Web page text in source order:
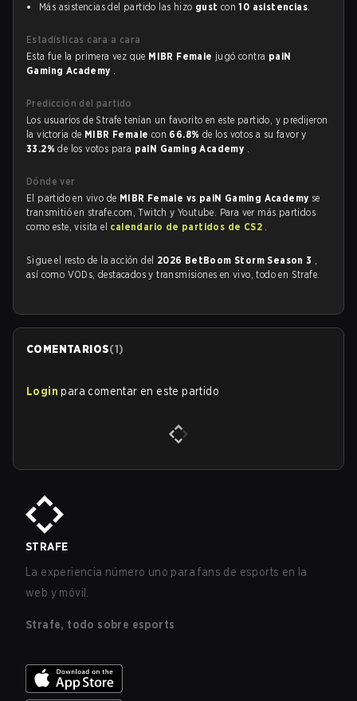
Más asistencias del partido las hizo gust con10 asistencias.
Estadísticas cara a cara
Esta fue la primera vez que MIBR Female jugó contra paiN
Gaming Academy .
Predicción del partido
Los usuarios de Strafe tenían un favorito en este partido, y predijeron
la victoria de MIBR Female con 66.8% de los votos a su favor y
33.2%de los votos para paiN Gaming Academy .
Dónde ver
El partido en vivo de MIBR Female vs paiN Gaming Academy se
transmitió en strafe.com, Twitch y Youtube. Para ver más partidos
como este, visita el calendario de partidos de CS2 .
Sigue el resto de la acción del 2026 BetBoom Storm Season 3 ,
así como VODs, destacados y transmisiones en vivo, todo en Strafe.
COMENTARIOS(1)
Login para comentar en este partido
STRAFE
La experiencia número uno para fans de esports en la
web y móvil.
Strafe, todo sobre esports